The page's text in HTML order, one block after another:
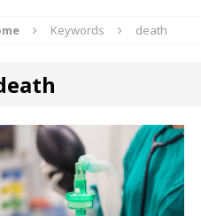
Keywords death